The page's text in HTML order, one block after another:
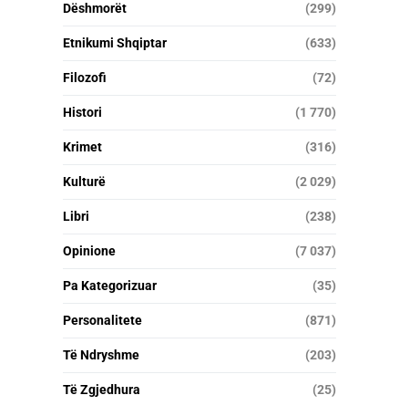
Dëshmorët (299)
Etnikumi Shqiptar (633)
Filozofi (72)
Histori (1 770)
Krimet (316)
Kulturë (2 029)
Libri (238)
Opinione (7 037)
Pa Kategorizuar (35)
Personalitete (871)
Të Ndryshme (203)
Të Zgjedhura (25)